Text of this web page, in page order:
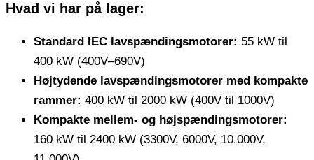
Hvad vi har på lager:
Standard IEC lavspændingsmotorer: 55 kW til
400 kW (400V–690V)
Højtydende lavspændingsmotorer med kompakte
rammer: 400 kW til 2000 kW (400V til 1000V)
Kompakte mellem- og højspændingsmotorer:
160 kW til 2400 kW (3300V, 6000V, 10.000V,